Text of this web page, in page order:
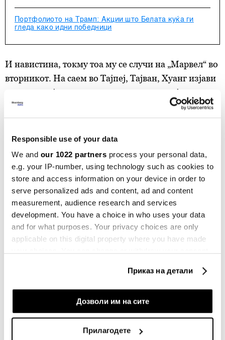
Responsible use of your data
We and our 1022 partners process your personal data,
e.g. your IP-number, using technology such as cookies to
store and access information on your device in order to
serve personalized ads and content, ad and content
measurement, audience research and services
development. You have a choice in who uses your data
and for what purposes. Your privacy choices are only
applicable on this digital property where you have made
If you allow, we would also like to:
Collect information about your geographical
Приказ на детали
Дозволи им на сите
Прилагодете
Портфолиото на Трамп: Акции што Белата куќа ги
гледа како идни победници
И навистина, токму тоа му се случи на „Марвел“ во
вторникот. На саем во Тајпеј, Тајван, Хуанг изјави
дека на овој производител на чипови, кој во
понеделникот вредеше околу 192 милијарди
долари, му е судено да стане компанија вредна
еден билион долари.
Акцијата на „Марвел“ скокна за повеќе од 25
проценти, што е нејзина најголема еднодневна
добивка во последните три години, туркајќи ја
пазарната капитализација на оваа компанија од
Санта Клара, Калифорнија, на повеќе од 245
милијарди долари.